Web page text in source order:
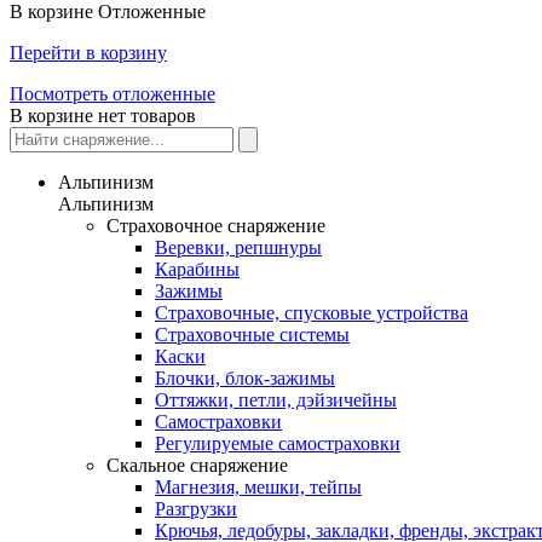
В корзине Отложенные
Перейти в корзину
Посмотреть отложенные
В корзине нет товаров
Альпинизм
Альпинизм
Страховочное снаряжение
Веревки, репшнуры
Карабины
Зажимы
Страховочные, спусковые устройства
Страховочные системы
Каски
Блочки, блок-зажимы
Оттяжки, петли, дэйзичейны
Самостраховки
Регулируемые самостраховки
Скальное снаряжение
Магнезия, мешки, тейпы
Разгрузки
Крючья, ледобуры, закладки, френды,